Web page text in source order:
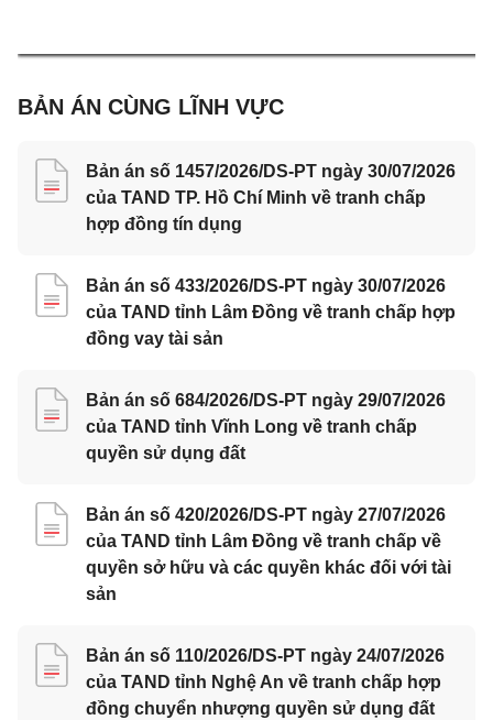
BẢN ÁN CÙNG LĨNH VỰC
Bản án số 1457/2026/DS-PT ngày 30/07/2026
của TAND TP. Hồ Chí Minh về tranh chấp
hợp đồng tín dụng
Bản án số 433/2026/DS-PT ngày 30/07/2026
của TAND tỉnh Lâm Đồng về tranh chấp hợp
đồng vay tài sản
Bản án số 684/2026/DS-PT ngày 29/07/2026
của TAND tỉnh Vĩnh Long về tranh chấp
quyền sử dụng đất
Bản án số 420/2026/DS-PT ngày 27/07/2026
của TAND tỉnh Lâm Đồng về tranh chấp về
quyền sở hữu và các quyền khác đối với tài
sản
Bản án số 110/2026/DS-PT ngày 24/07/2026
của TAND tỉnh Nghệ An về tranh chấp hợp
đồng chuyển nhượng quyền sử dụng đất